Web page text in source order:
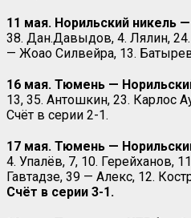
11 мая. Норильский никель
38. Дан.Давыдов, 4. Лялин,
— Жоао Силвейра, 13.
16 мая. Тюмень —
13, 35. Антошкин, 23. Карлос
Счёт в серии 2-1.
17 мая. Тюмень —
4. Упалёв, 7, 10. Герейханов,
Гавтадзе, 39 — Алекс, 12.
Счёт в серии 3-1.